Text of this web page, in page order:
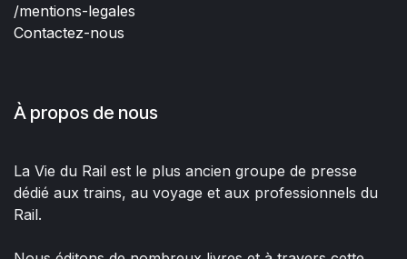
/mentions-legales
Contactez-nous
À propos de nous
La Vie du Rail est le plus ancien groupe de presse
dédié aux trains, au voyage et aux professionnels du
Rail.